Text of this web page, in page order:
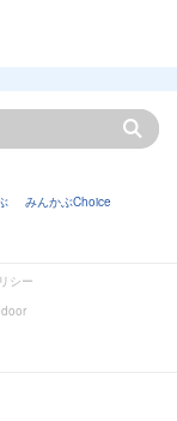
みんかぶChoice
シー